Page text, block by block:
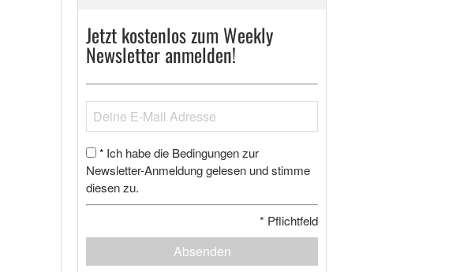
Jetzt kostenlos zum Weekly
Newsletter anmelden!
* Ich habe die Bedingungen zur
Newsletter-Anmeldung gelesen und stimme
diesen zu.
* Pflichtfeld
Absenden